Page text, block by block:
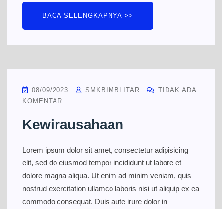
BACA SELENGKAPNYA >>
08/09/2023 SMKBIMBLITAR
TIDAK ADA
KOMENTAR
Kewirausahaan
Lorem ipsum dolor sit amet, consectetur adipisicing
elit, sed do eiusmod tempor incididunt ut labore et
dolore magna aliqua. Ut enim ad minim veniam, quis
nostrud exercitation ullamco laboris nisi ut aliquip ex ea
commodo consequat. Duis aute irure dolor in